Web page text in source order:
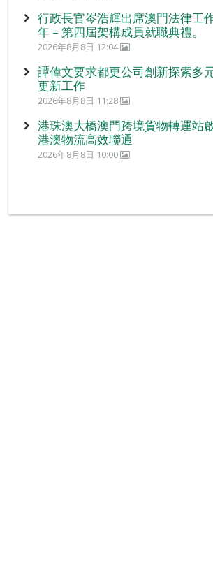
行政長官岑浩輝出席澳門法律工
年 – 第四屆架構成員就職典禮。
2026年8月8日 12:04
譚偉文要求都更公司創新探索多
更新工作
2026年8月8日 11:28
港珠澳大橋澳門跨境貨物轉運站
港澳物流高效聯通
2026年8月8日 10:00